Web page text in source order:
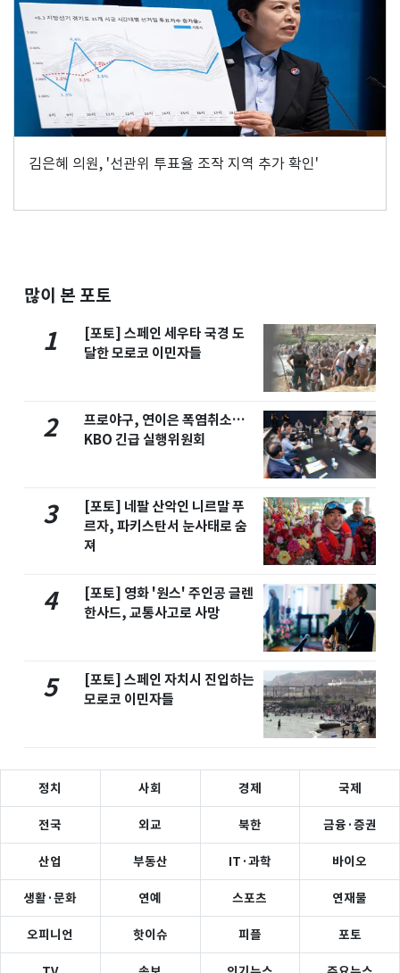
김은혜 의원, '선관위 투표율 조작 지역 추가 확인'
많이 본 포토
1
[포토] 스페인 세우타 국경 도
달한 모로코 이민자들
2
프로야구, 연이은 폭염취소…
KBO 긴급 실행위원회
3
[포토] 네팔 산악인 니르말 푸
르자, 파키스탄서 눈사태로 숨
져
4
[포토] 영화 '원스' 주인공 글렌
한사드, 교통사고로 사망
5
[포토] 스페인 자치시 진입하는
모로코 이민자들
정치 사회 경제 국제
전국 외교 북한 금융·증권
산업 부동산 IT·과학 바이오
생활·문화 연예 스포츠 연재물
오피니언 핫이슈 피플 포토